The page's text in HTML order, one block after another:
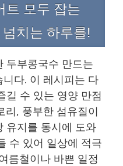
트 모두 잡는
치는 하루를!
두부콩국수 만드는
다. 이 레시피는 다
길 수 있는 영양 만점
리, 풍부한 섬유질이
유지를 동시에 도와
수 있어 일상에 적극
름철이나 바쁜 일정